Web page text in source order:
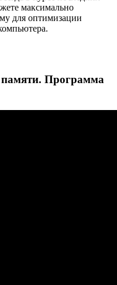
максимально
для оптимизации
Программа